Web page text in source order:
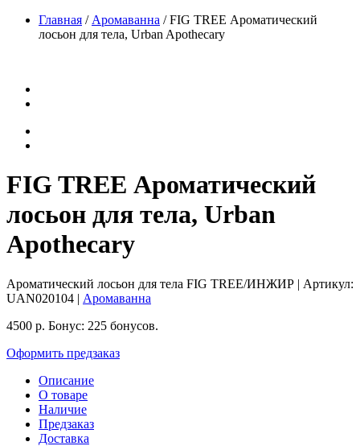
Главная / Аромаванна /FIG TREE Ароматический
лосьон для тела, Urban Apothecary
FIG TREE Ароматический
лосьон для тела, Urban
Apothecary
Ароматический лосьон для тела FIG TREE/ИНЖИР | Артикул:
UAN020104 | Аромаванна
4500 р. Бонус: 225 бонусов.
Оформить предзаказ
Описание
О товаре
Наличие
Предзаказ
Доставка